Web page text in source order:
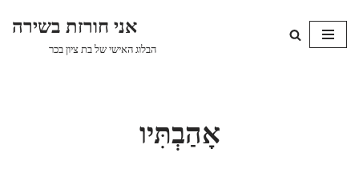
Skip
אני חורזת בשירה
הבלוג האישי של בת ציון בכר
אָהַבְתִּיו